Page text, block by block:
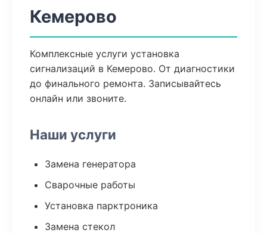
Кемерово
Комплексные услуги установка
сигнализаций в Кемерово. От диагностики
до финального ремонта. Записывайтесь
онлайн или звоните.
Наши услуги
Замена генератора
Сварочные работы
Установка парктроника
Замена стекол